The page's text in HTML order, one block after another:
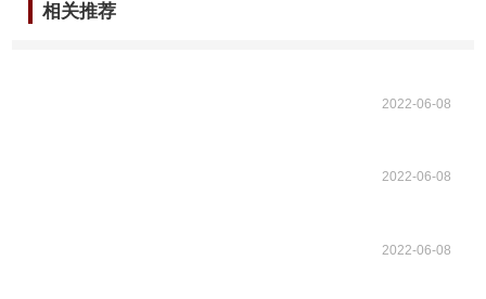
相关推荐
2022-06-08
2022-06-08
2022-06-08